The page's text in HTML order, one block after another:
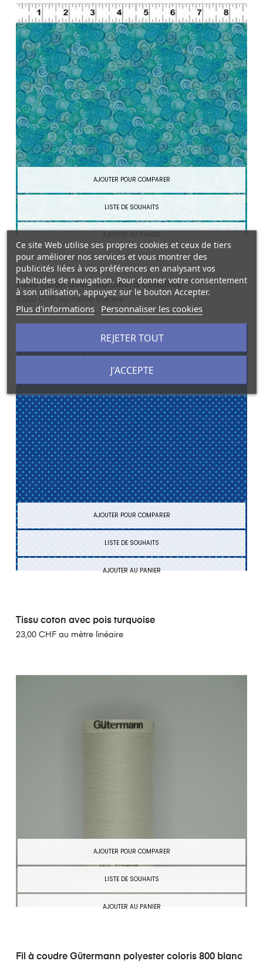
AJOUTER POUR COMPARER
LISTE DE SOUHAITS
AJOUTER AU PANIER
Tissu coton avec tourbillons coquilles
23,00 CHF au mètre linéaire
AJOUTER POUR COMPARER
LISTE DE SOUHAITS
AJOUTER AU PANIER
Tissu coton avec pois turquoise
23,00 CHF au mètre linéaire
AJOUTER POUR COMPARER
LISTE DE SOUHAITS
AJOUTER AU PANIER
Fil à coudre Gütermann polyester coloris 800 blanc
Ce site Web utilise ses propres cookies et ceux de tiers
pour améliorer nos services et vous montrer des
publicités liées à vos préférences en analysant vos
habitudes de navigation. Pour donner votre consentement
à son utilisation, appuyez sur le bouton Accepter.
Plus d'informations Personnaliser les cookies
REJETER TOUT
J'ACCEPTE